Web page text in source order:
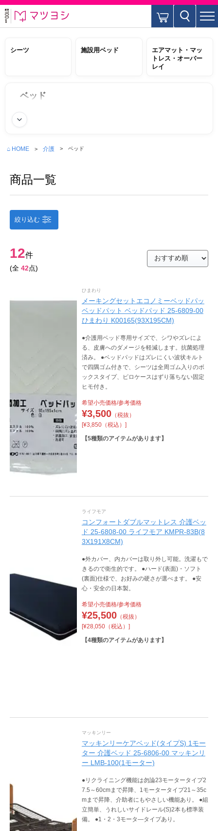
シーツ 施設用ベッド
エアマット・マッ
トレス・オーバー
レイ
ベッド
続きを読む
⌂ HOME 介護 ベッド
商品一覧
絞り込む
12件
(全 42点)
ひまわり
メーキングセットエコノミーベッドパッ
ベッドパット ベッドパッド 25-6809-00
ひまわり K00165(93X195CM)
●介護用ベッド専用サイズで、シワやズレによ
る、皮膚へのダメージを軽減します。抗菌処理
済み。 ●ベッドパッドはズレにくい波状キルト
で四隅ゴム付きで、シーツは全周ゴム入りのボ
ックスタイプ、ピロケースはずり落ちない固定
ヒモ付き。
希望小売価格/参考価格
¥3,500（税抜）
[¥3,850（税込）]
【5種類のアイテムがあります】
ライフモア
コンフォートダブルマットレス 介護ベッ
ド 25-6808-00 ライフモア KMPR-83B(8
3X191X8CM)
●外カバー、内カバーは取り外し可能。洗濯もで
きるので衛生的です。 ●ハード(表面)・ソフト
(裏面)仕様で、お好みの硬さが選べます。 ●安
心・安全の日本製。
希望小売価格/参考価格
¥25,500（税抜）
[¥28,050（税込）]
【4種類のアイテムがあります】
マッキンリー
マッキンリーケアベッド(タイプS) 1モー
ター 介護ベッド 25-6806-00 マッキンリ
ー LMB-100(1モーター)
●リクライニング機能は勿論23モータータイプ2
7.5～60cmまで昇降、1モータータイプ21～35c
mまで昇降、介助者にもやさしい機能あり。 ●組
立簡単、うれしいサイドレール(S)2本も標準装
備。 ●1・2・3モータ―タイプあり。